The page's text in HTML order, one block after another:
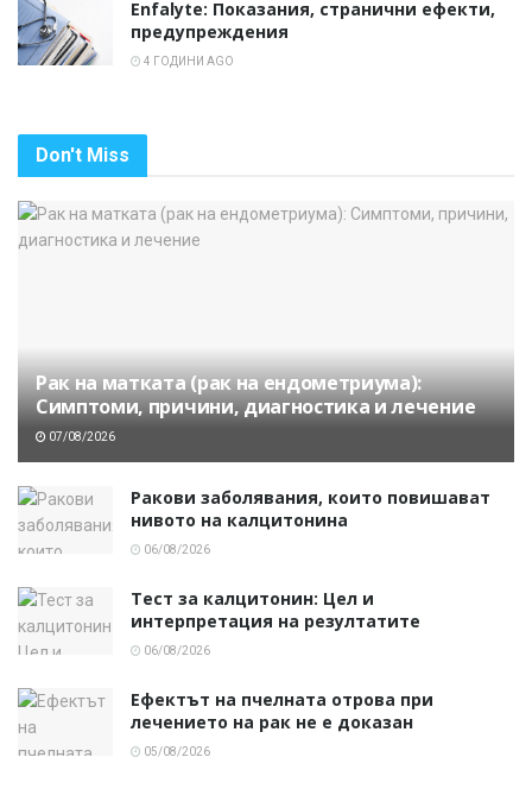
Enfalyte: Показания, странични ефекти,
предупреждения
4 ГОДИНИ AGO
Don't Miss
Рак на матката (рак на ендометриума):
Симптоми, причини, диагностика и лечение
07/08/2026
Ракови заболявания, които повишават
нивото на калцитонина
06/08/2026
Тест за калцитонин: Цел и
интерпретация на резултатите
06/08/2026
Ефектът на пчелната отрова при
лечението на рак не е доказан
05/08/2026